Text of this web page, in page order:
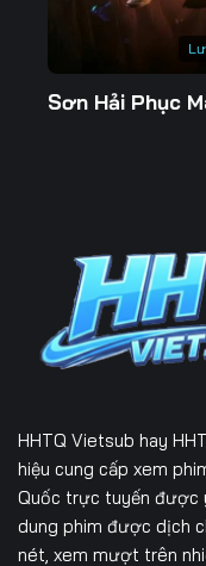
Sơn Hải Phục
HHTQ Vietsub hay
hiệu cung cấp xem
Quốc trực tuyến được
dung phim được dịch
nét, xem mượt trên